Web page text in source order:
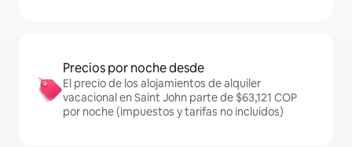
Precios por noche desde
El precio de los alojamientos de alquiler
vacacional en Saint John parte de $63,121 COP
por noche (impuestos y tarifas no incluidos)